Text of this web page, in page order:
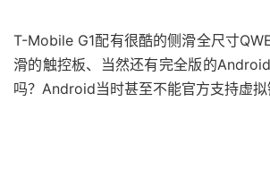
T-Mobile G1配有很酷的侧滑全尺寸
滑的触控板、当然还有完全版的
吗？Android当时甚至不能官方支持虚拟